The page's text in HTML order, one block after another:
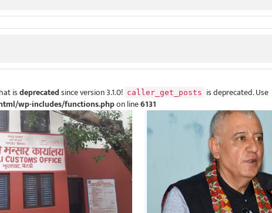
isdeprecatedsince version 3.1.0! caller_get_posts is deprecated. Use
wp-includes/functions.phpon line6131